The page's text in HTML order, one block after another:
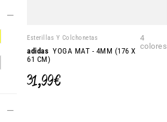
Esterillas Y Colchonetas
adidas YOGA MAT - 4MM (176 X
61 CM)
4
colores
31,99 €